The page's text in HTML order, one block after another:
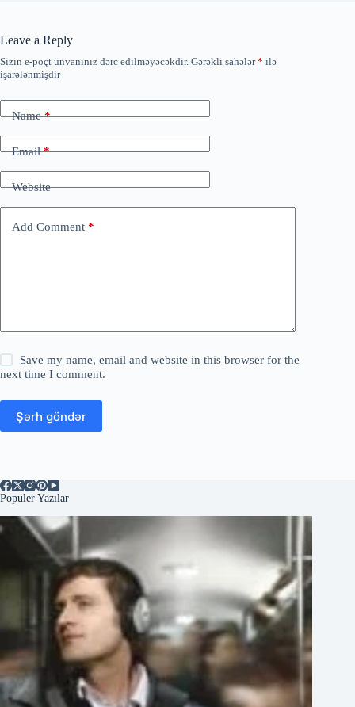
Leave a Reply
Sizin e-poçt ünvanınız dərc edilməyəcəkdir. Gərəkli sahələr* ilə
işarələnmişdir
Name*
Email*
Website
Add Comment *
Save my name, email and website in this browser for the
next time I comment.
Şərh göndər
Populer Yazılar